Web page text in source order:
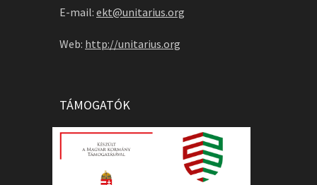
E-mail: ekt@unitarius.org
Web: http://unitarius.org
TÁMOGATÓK